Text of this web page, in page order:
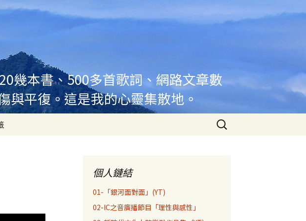
幾本書、500多首歌詞、網路文章數
與平復。這是我的心靈集散地。
搜
尋
個人鏈結
01-「銀河面對面」(YT)
02-IC之音廣播節目「理性與感性」